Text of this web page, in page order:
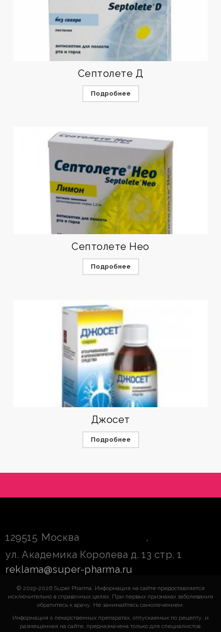
Септолете Д
Подробнее
Септолете Нео
Подробнее
Джосет
Подробнее
129515 Москва
,
ул. Академика Королева д. 13 стр. 1
reklama@super-pharma.ru
© 2019-2026 Super Pharma. Информация на сайте предоставляется
исключительно в справочных целях. При первых признаках заболевания
обратитесь к врачу. Не занимайтесь самолечением.
Информация о лекарственных препаратах, отпускаемых по рецепту, и
размещенная на сайте, предназначена только для специалистов.